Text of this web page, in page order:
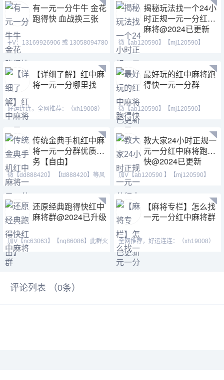
有一元一分牛牛 金花
跑得快 血战换三张
➕V：13169926906 或 13058094780
QQ:3122617673 玩
揭秘玩法找一个24小
时正规一元一分红中
麻将@2024已更新
微【ab120590】【mj120590】
【tj525555】一元一分麻将
【详细了解】红中麻
将一元一分哪里找
好运连连，全网推荐：（xh19008）
（ xh29008）【tj19008】一元一分
最好玩的红中麻将跑
得快一元一分群
微【ab120590】【mj120590】
【tj525555】红中换三张缺
传统金典手机红中麻
将一元一分群优质服
务【自由】
微【dd888420】 【td888420】等风
也等你。喜欢打麻将
教大家24小时正规一
元一分红中麻将跑得
快@2024已更新
加V【ab120590 】【mj120590】
【tj525555】群主QQ:443
还原经典跑得快红中
麻将群@2024已升级
加V【nc63063】【nq86086】此群火
爆正规，玩法简单，随玩
【麻将专栏】怎么找
一元一分红中麻将群
全网推荐，好运连连：（xh19008）
（ xh29008）【tj19008】红中麻将
评论列表 （0条）